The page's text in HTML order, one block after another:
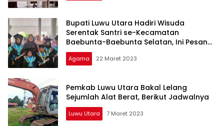
Bupati Luwu Utara Hadiri Wisuda
Serentak Santri se-Kecamatan
Baebunta-Baebunta Selatan, Ini Pesan
Indah
Agama 22 Maret 2023
Pemkab Luwu Utara Bakal Lelang
Sejumlah Alat Berat, Berikut Jadwalnya
Luwu Utara 7 Maret 2023